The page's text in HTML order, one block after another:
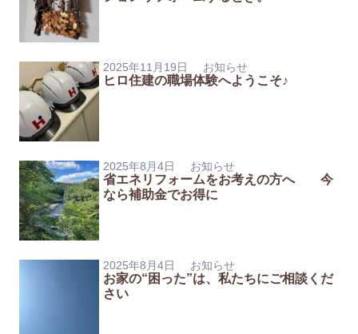
2025年11月19日 お知らせ
ヒロ住建の職場体験へようこそ♪
2025年8月4日 お知らせ
省エネリフォームをお考えの方へ 今
なら補助金でお得に
2025年8月4日 お知らせ
お家の“困った”は、私たちにご相談くだ
さい